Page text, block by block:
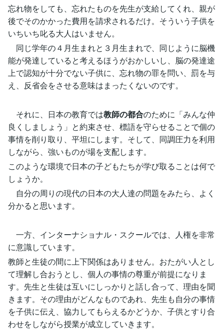
忘れ物をしても、忘れたものを先生が支給してくれ、親が
後でそのかかった費用を請求されるだけ。そういう子供を
いちいち叱る大人はいません。
同じ学年の４月生まれと３月生まれで、同じように脳機
能が発達していると考えるほうがおかしいし、脳の発達途
上で認知が十分でない子供に、忘れ物の罪を問い、罰を与
え、反省会をさせる意味はまったくないのです。
それに、日本の教育では教師の都合のために「みんな仲
良くしましょう」と約束させ、標語を守らせることで個の
事情を削り取り、平坦にします。そして、同調圧力を利用
しながら、強いものが場を支配します。
このような環境で日本の子どもたちが学び取ることは何で
しょうか。
自分の周りの現代の日本の大人達の問題をみたら、よく
分かると思います。
一方、インターナショナル・スクールでは、人権を非常
に意識しています。
教師と生徒の間に上下関係はありません。おたがい人とし
て理解し合おうとし、個人の事情の尊重が前提になりま
す。先生と生徒は互いにしっかりと話し合って、理由を聞
きます。その理由がどんなものであれ、先生も自分の事情
を子供に伝え、協力してもらえるかどうか、子供とすり合
わせをしながら授業が成立していきます。